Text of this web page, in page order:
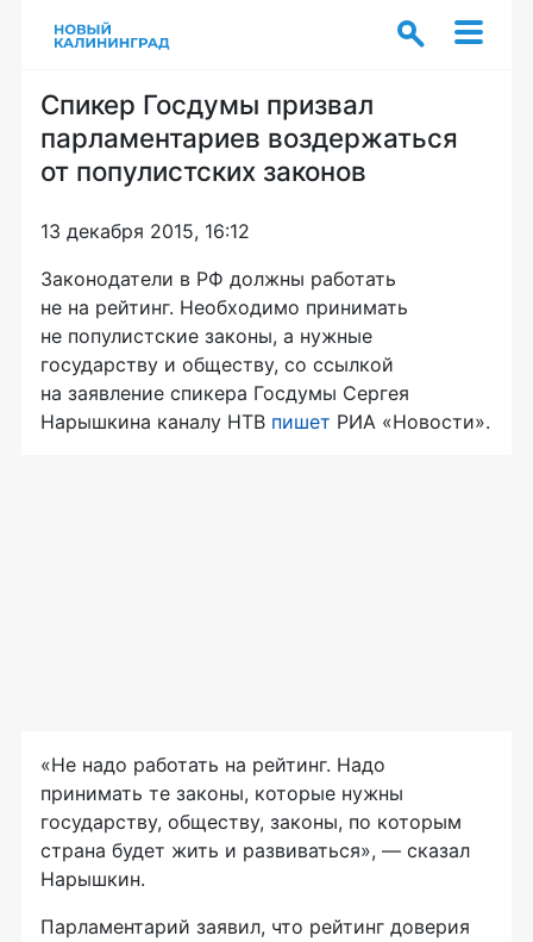
Спикер Госдумы призвал
парламентариев воздержаться
от популистских законов
13 декабря 2015, 16:12
Законодатели в РФ должны работать
не на рейтинг. Необходимо принимать
не популистские законы, а нужные
государству и обществу, со ссылкой
на заявление спикера Госдумы Сергея
Нарышкина каналу НТВ пишет РИА «Новости».
«Не надо работать на рейтинг. Надо
принимать те законы, которые нужны
государству, обществу, законы, по которым
страна будет жить и развиваться», — сказал
Нарышкин.
Парламентарий заявил, что рейтинг доверия